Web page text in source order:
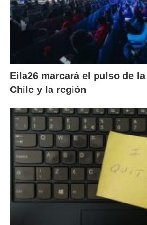
Eila26 marcará el pulso de
Chile y la región